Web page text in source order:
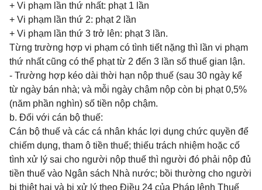
+ Vi phạm lần thứ nhất: phạt 1 lần
+ Vi phạm lần thứ 2: phạt 2 lần
+ Vi phạm lần thứ 3 trở lên: phạt 3 lần.
Từng trường hợp vi phạm có tình tiết nặng thì lần vi phạm
thứ nhất cũng có thể phạt từ 2 đến 3 lần số thuế gian lận.
- Trường hợp kéo dài thời hạn nộp thuế (sau 30 ngày kể
từ ngày bán nhà; và mỗi ngày chậm nộp còn bị phạt 0,5%
(năm phần nghìn) số tiền nộp chậm.
b. Đối với cán bộ thuế:
Cán bộ thuế và các cá nhân khác lợi dụng chức quyền để
chiếm dụng, tham ô tiền thuế; thiếu trách nhiệm hoặc cố
tình xử lý sai cho người nộp thuế thì người đó phải nộp đủ
tiền thuế vào Ngân sách Nhà nước; bồi thường cho người
bị thiệt hại và bị xử lý theo Điều 24 của Pháp lệnh Thuế